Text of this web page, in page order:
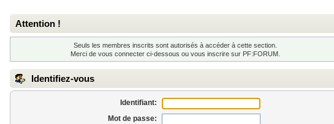
Attention !
Seuls les membres inscrits sont autorisés à accéder à cette section.
Merci de vous connecter ci-dessous ou vous inscrire sur PF:FORUM.
Identifiez-vous
Identifiant:
Mot de passe: